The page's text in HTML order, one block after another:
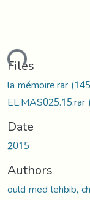
Files
la mémoire.rar
EL.MAS025.15.rar
Date
2015
Authors
ould med lehbib,